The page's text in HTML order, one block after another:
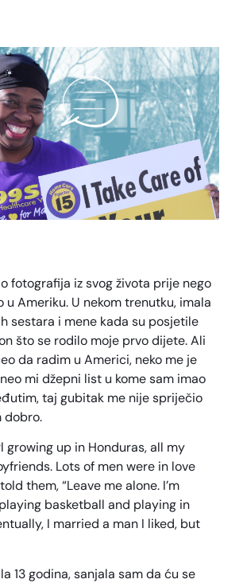
fotografija iz svog života prije nego
u Ameriku. U nekom trenutku, imala
sestara i mene kada su posjetile
što se rodilo moje prvo dijete. Ali
da radim u Americi, neko me je
mi džepni list u kome sam imao
taj gubitak me nije spriječio
dobro.
growing up in Honduras, all my
Lots of men were in love
them, “Leave me alone. I’m
basketball and playing in
I married a man I liked, but
13 godina, sanjala sam da ću se